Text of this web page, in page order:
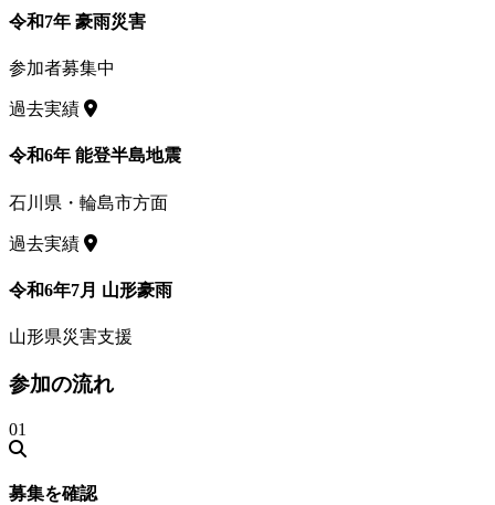
令和7年 豪雨災害
参加者募集中
過去実績
令和6年 能登半島地震
石川県・輪島市方面
過去実績
令和6年7月 山形豪雨
山形県災害支援
参加の流れ
01
募集を確認